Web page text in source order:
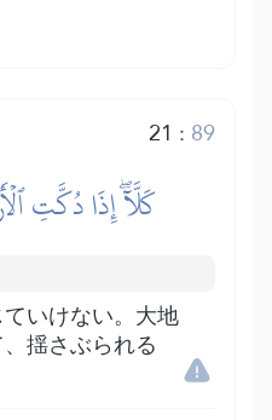
21 : 89
كَلَّآۖ إِذَا دُكَّتِ
いけない。大地
揺さぶられる